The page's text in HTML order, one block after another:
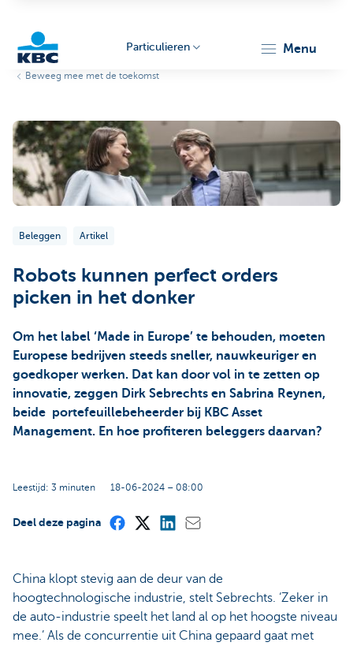
Particulieren menu
Beweeg mee met de toekomst
Beleggen Artikel
Robots kunnen perfect orders
picken in het donker
Om het label ‘Made in Europe’ te behouden, moeten
Europese bedrijven steeds sneller, nauwkeuriger en
goedkoper werken. Dat kan door vol in te zetten op
innovatie, zeggen Dirk Sebrechts en Sabrina Reynen,
beide portefeuillebeheerder bij KBC Asset
Management. En hoe profiteren beleggers daarvan?
Leestijd: 3 minuten 18-06-2024 – 08:00
Deel deze pagina
China klopt stevig aan de deur van de
hoogtechnologische industrie, stelt Sebrechts. ‘Zeker in
de auto-industrie speelt het land al op het hoogste niveau
mee.’ Als de concurrentie uit China gepaard gaat met